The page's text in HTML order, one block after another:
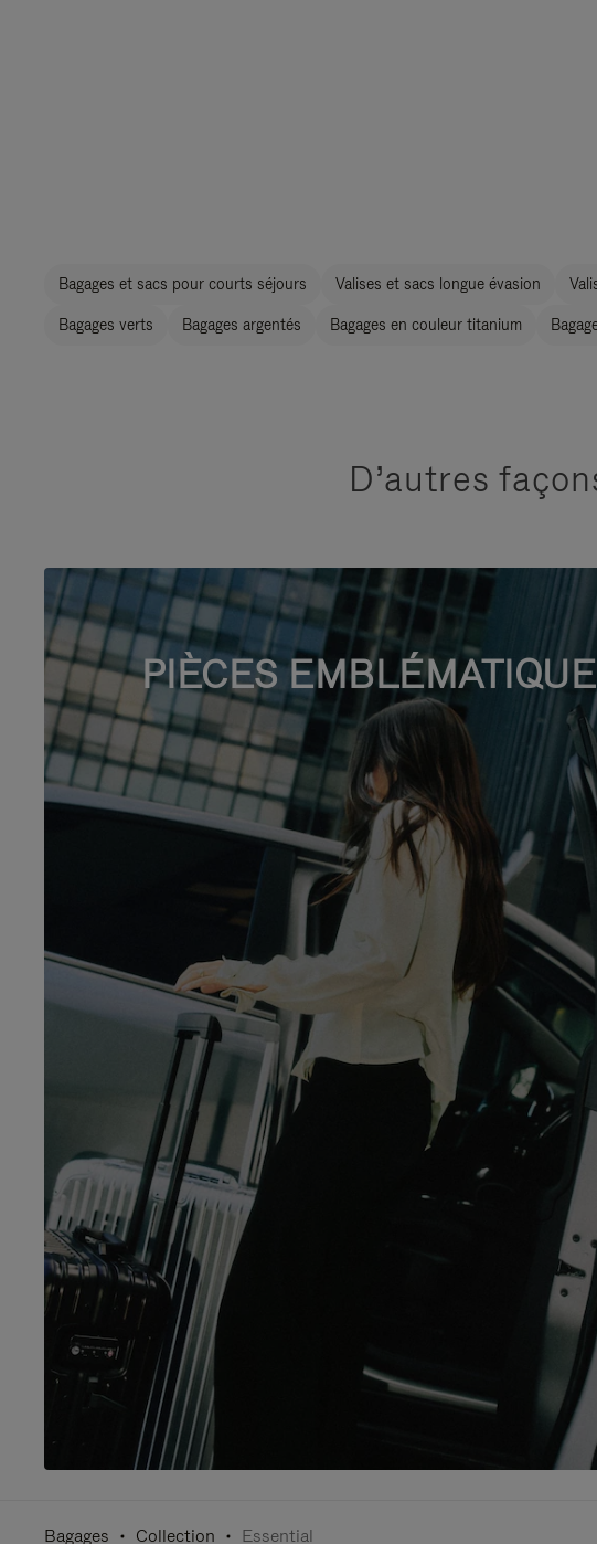
Bagages et sacs pour courts séjours Valises et sacs longue évasion
Bagages verts Bagages argentés Bagages en couleur titanium
D’autres
PIÈCES
Bagages Collection Essential